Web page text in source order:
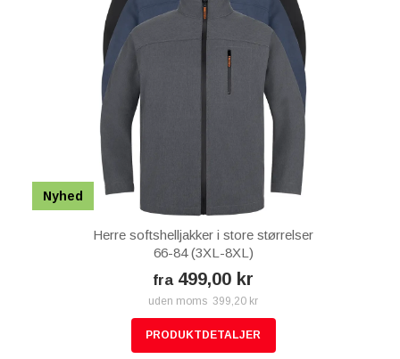
Nyhed
Herre softshelljakker i store størrelser
66-84 (3XL-8XL)
fra 499,00 kr
uden moms 399,20 kr
PRODUKTDETALJER